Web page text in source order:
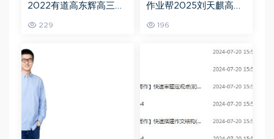
2022有道高东辉高三化
频教程+讲义+点睛班
229
作业帮2025刘天麒高二
196